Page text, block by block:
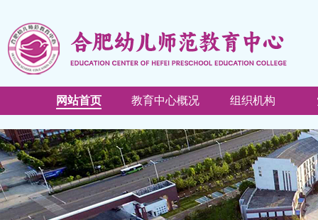
网站首页 教育中心概况 组织机构